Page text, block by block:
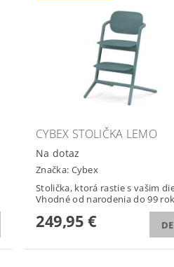
CYBEX STOLIČKA LEMO
Na dotaz
Značka: Cybex
Stolička, ktorá rastie s vašim
Vhodné od narodenia do 99
249,95 €